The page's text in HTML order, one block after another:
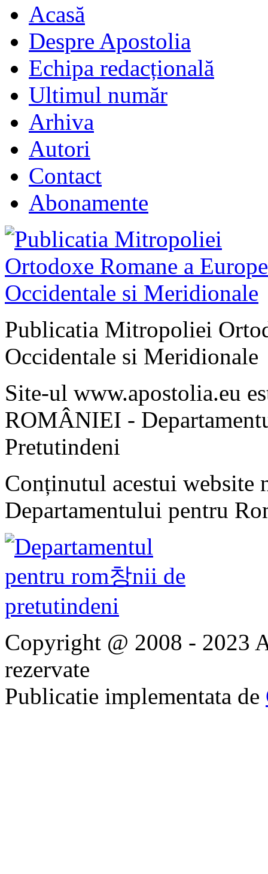
Acasă
Despre Apostolia
Echipa redacțională
Ultimul număr
Arhiva
Autori
Contact
Abonamente
Publicatia Mitropoliei
Occidentale si Meridionale
Site-ul www.apostolia.eu
ROMÂNIEI -
Pretutindeni
Conținutul acestui website
Departamentului pentru
Copyright @ 2008 - 2023
rezervate
Publicatie implementata de